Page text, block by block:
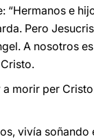
e
Pero
A nosotros
morir per
vivía